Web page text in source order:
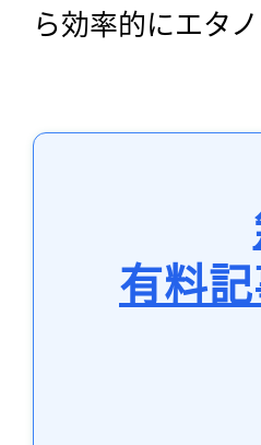
ら効率的にエタ
有料